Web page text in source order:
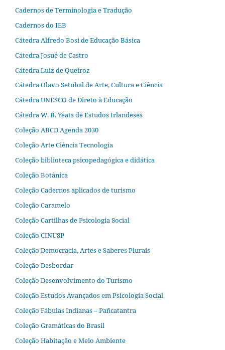
Cadernos de Terminologia e Tradução
Cadernos do IEB
Cátedra Alfredo Bosi de Educação Básica
Cátedra Josué de Castro
Cátedra Luiz de Queiroz
Cátedra Olavo Setubal de Arte, Cultura e Ciência
Cátedra UNESCO de Direto à Educação
Cátedra W. B. Yeats de Estudos Irlandeses
Coleção ABCD Agenda 2030
Coleção Arte Ciência Tecnologia
Coleção biblioteca psicopedagógica e didática
Coleção Botânica
Coleção Cadernos aplicados de turismo
Coleção Caramelo
Coleção Cartilhas de Psicologia Social
Coleção CINUSP
Coleção Democracia, Artes e Saberes Plurais
Coleção Desbordar
Coleção Desenvolvimento do Turismo
Coleção Estudos Avançados em Psicologia Social
Coleção Fábulas Indianas – Pañcatantra
Coleção Gramáticas do Brasil
Coleção Habitação e Meio Ambiente